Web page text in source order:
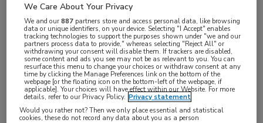
Neurologie
Aandachtsgebieden:
Dementie
Tags:
cognitie,frontotemporale dementie,telemonitoring
We Care About Your Privacy
We and our887 partners store and access personal data, like browsing
data or unique identifiers, on your device. Selecting "I Accept" enables
tracking technologies to support the purposes shown under "we and our
partners process data to provide," whereas selecting "Reject All" or
withdrawing your consent will disable them. If trackers are disabled,
some content and ads you see may not be as relevant to you. You can
resurface this menu to change your choices or withdraw consent at any
time by clicking the Manage Preferences link on the bottom of the
webpage [or the floating icon on the bottom-left of the webpage, if
applicable]. Your choices will have effect within our Website. For more
details, refer to our Privacy Policy. Privacy statement
Would you rather not? Then we only place essential and statistical
cookies, these do not record any data about you as a person